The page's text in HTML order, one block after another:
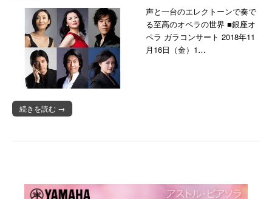
声と一台のエレクトーンで奏で
る至高のオペラの世界 ■銀座オ
ペラ ガラコンサート 2018年11
月16日（金）1…
続きを読む →